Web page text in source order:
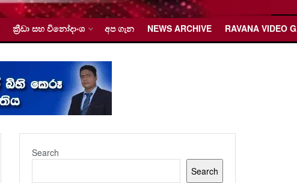
ක්‍රීඩා සහ විනෝදාංශ අප ගැන NEWS ARCHIVE RAVANA VIDEO
Search
Search